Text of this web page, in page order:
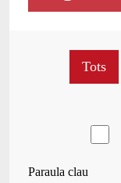
Paraula clau